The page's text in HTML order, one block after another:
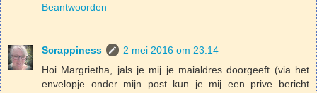
Beantwoorden
Scrappiness
2 mei 2016 om 23:14
Hoi Margrietha, jals je mij je maialdres doorgeeft (via het
envelopje onder mijn post kun je mij een prive bericht